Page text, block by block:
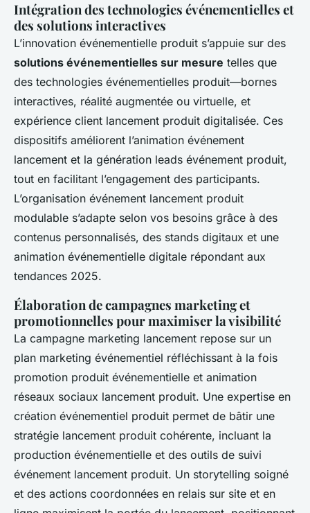
Intégration des technologies événementielles et
des solutions interactives
L’innovation événementielle produit s’appuie sur des
solutions événementielles sur mesure telles que
des technologies événementielles produit—bornes
interactives, réalité augmentée ou virtuelle, et
expérience client lancement produit digitalisée. Ces
dispositifs améliorent l’animation événement
lancement et la génération leads événement produit,
tout en facilitant l’engagement des participants.
L’organisation événement lancement produit
modulable s’adapte selon vos besoins grâce à des
contenus personnalisés, des stands digitaux et une
animation événementielle digitale répondant aux
tendances 2025.
Élaboration de campagnes marketing et
promotionnelles pour maximiser la visibilité
La campagne marketing lancement repose sur un
plan marketing événementiel réfléchissant à la fois
promotion produit événementielle et animation
réseaux sociaux lancement produit. Une expertise en
création événementiel produit permet de bâtir une
stratégie lancement produit cohérente, incluant la
production événementielle et des outils de suivi
événement lancement produit. Un storytelling soigné
et des actions coordonnées en relais sur site et en